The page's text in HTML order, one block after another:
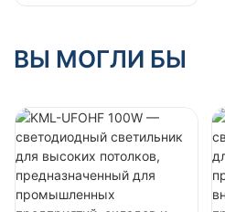
потолков,
для внутреннего
освещения
промышленных
предприятий,
спортивных залов
ВЫ МОГЛИ БЫ